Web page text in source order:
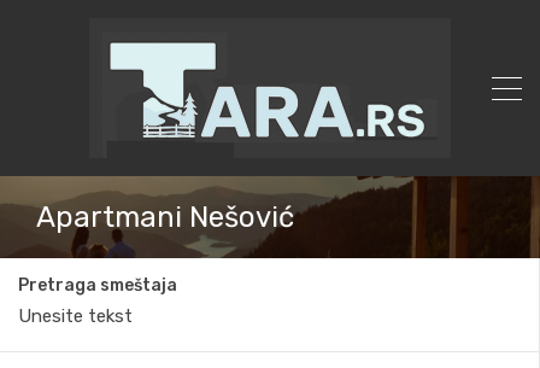
Apartmani Nešović
Pretraga smeštaja